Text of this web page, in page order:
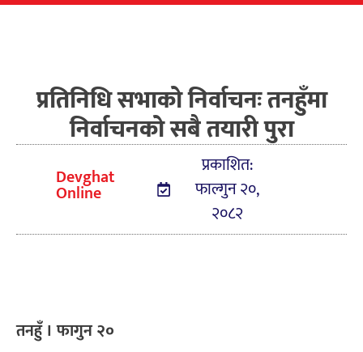
प्रतिनिधि सभाको निर्वाचनः तनहुँमा
निर्वाचनको सबै तयारी पुरा
Devghat
Online
प्रकाशित:
फाल्गुन २०,
२०८२
तनहुँ । फागुन २०